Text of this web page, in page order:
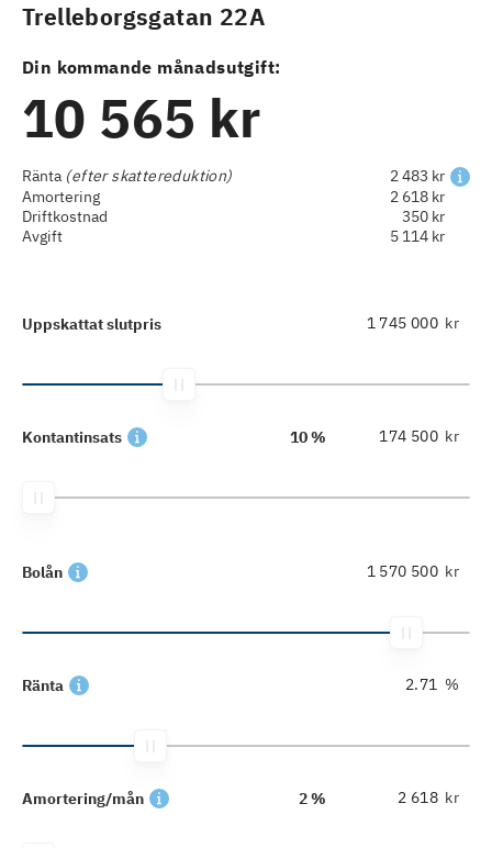
Trelleborgsgatan 22A
Din kommande månadsutgift:
10 565 kr
Ränta (efter skattereduktion)
2 483 kr
Amortering
2 618 kr
Driftkostnad
350 kr
Avgift
5 114 kr
Uppskattat slutpris kr
Kontantinsats 10 % kr
Bolån kr
Ränta %
Amortering/mån 2 % kr